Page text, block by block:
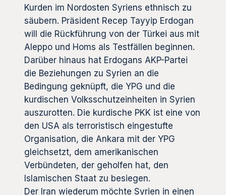
Kurden im Nordosten Syriens ethnisch zu
säubern. Präsident Recep Tayyip Erdogan
will die Rückführung von der Türkei aus mit
Aleppo und Homs als Testfällen beginnen.
Darüber hinaus hat Erdogans AKP-Partei
die Beziehungen zu Syrien an die
Bedingung geknüpft, die YPG und die
kurdischen Volksschutzeinheiten in Syrien
auszurotten. Die kurdische PKK ist eine von
den USA als terroristisch eingestufte
Organisation, die Ankara mit der YPG
gleichsetzt, dem amerikanischen
Verbündeten, der geholfen hat, den
Islamischen Staat zu besiegen.
Der Iran wiederum möchte Syrien in einen